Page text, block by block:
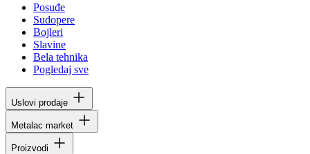
Posuđe
Sudopere
Bojleri
Slavine
Bela tehnika
Pogledaj sve
Uslovi prodaje
Metalac market
Proizvodi